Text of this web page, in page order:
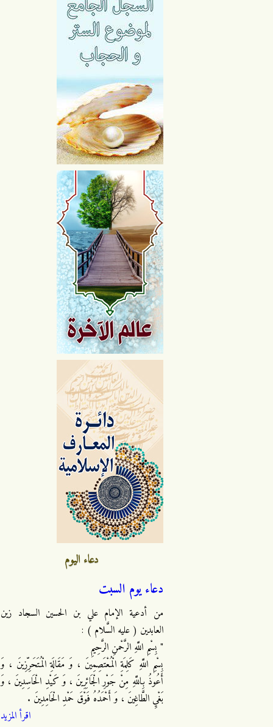
دعاء اليوم
دعاء يوم السبت
من أدعية الإمام علي بن الحسين السجاد زين
العابدين ( عليه السَّلام ) :
" بِسْمِ اللَّهِ الرَّحْمنِ الرَّحِيمِ
بِسْمِ اللَّهِ كَلِمَةِ الْمُعْتَصِمِينَ ، وَ مَقَالَةِ الْمُتَحَرِّزِينَ ، وَ
أَعُوذُ بِاللَّهِ مِنْ جَوْرِ الْجَائِرِينَ ، وَ كَيْدِ الْحَاسِدِينَ ، وَ
بَغْيِ الطَّاغِينَ ، وَ أَحْمَدُهُ فَوْقَ حَمْدِ الْحَامِدِينَ .
اقرأ المزيد